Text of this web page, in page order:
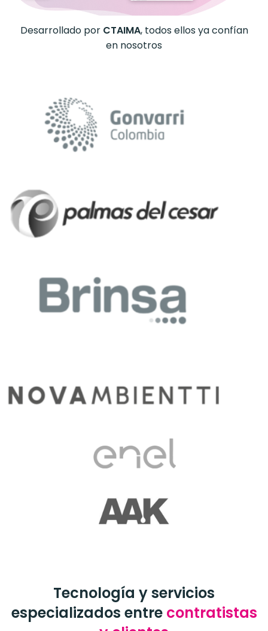
Desarrollado por CTAIMA, todos ellos ya confían
en nosotros
Tecnología y servicios
especializados entre contratistas